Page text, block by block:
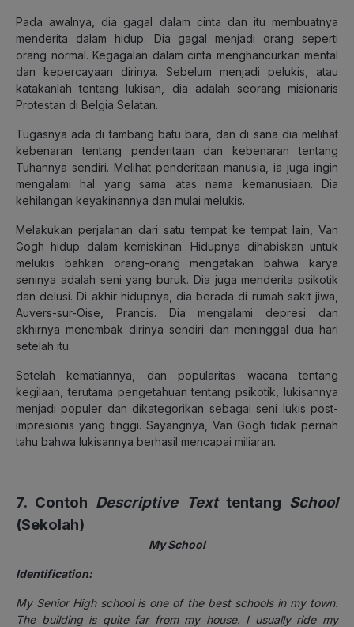
Pada awalnya, dia gagal dalam cinta dan itu membuatnya
menderita dalam hidup. Dia gagal menjadi orang seperti
orang normal. Kegagalan dalam cinta menghancurkan mental
dan kepercayaan dirinya. Sebelum menjadi pelukis, atau
katakanlah tentang lukisan, dia adalah seorang misionaris
Protestan di Belgia Selatan.
Tugasnya ada di tambang batu bara, dan di sana dia melihat
kebenaran tentang penderitaan dan kebenaran tentang
Tuhannya sendiri. Melihat penderitaan manusia, ia juga ingin
mengalami hal yang sama atas nama kemanusiaan. Dia
kehilangan keyakinannya dan mulai melukis.
Melakukan perjalanan dari satu tempat ke tempat lain, Van
Gogh hidup dalam kemiskinan. Hidupnya dihabiskan untuk
melukis bahkan orang-orang mengatakan bahwa karya
seninya adalah seni yang buruk. Dia juga menderita psikotik
dan delusi. Di akhir hidupnya, dia berada di rumah sakit jiwa,
Auvers-sur-Oise, Prancis. Dia mengalami depresi dan
akhirnya menembak dirinya sendiri dan meninggal dua hari
setelah itu.
Setelah kematiannya, dan popularitas wacana tentang
kegilaan, terutama pengetahuan tentang psikotik, lukisannya
menjadi populer dan dikategorikan sebagai seni lukis post-
impresionis yang tinggi. Sayangnya, Van Gogh tidak pernah
tahu bahwa lukisannya berhasil mencapai miliaran.
7. Contoh Descriptive Texttentang School
(Sekolah)
My School
Identification:
My Senior High school is one of the best schools in my town.
The building is quite far from my house. I usually ride my